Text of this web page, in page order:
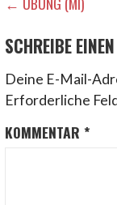
SCHREIBE
Deine E-Mail-
Erforderliche
KOMMENTAR*